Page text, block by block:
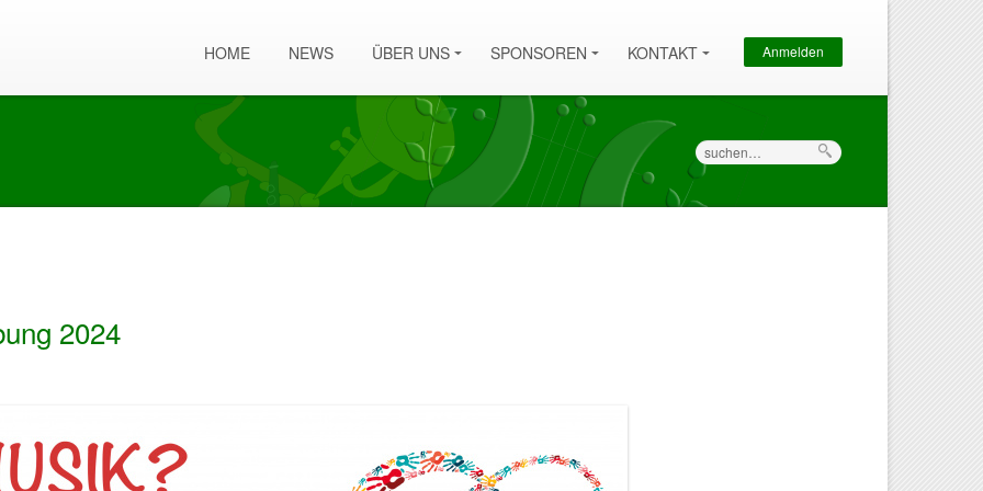
Sekundärmenü
Anmelden
HOME NEWS ÜBER UNS SPONSOREN KONTAKT
Suche
2024